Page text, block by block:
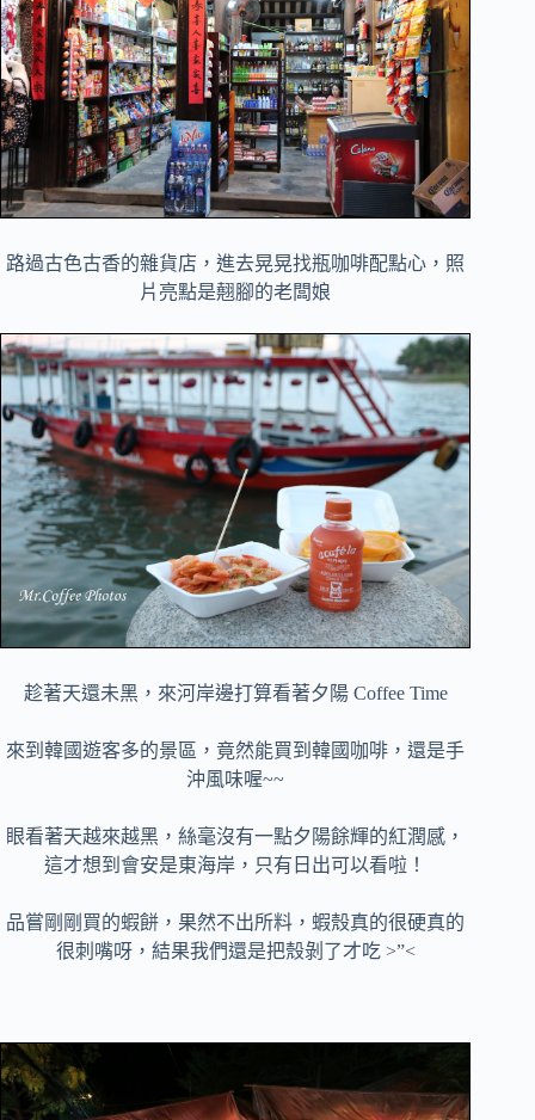
路過古色古香的雜貨店，進去晃晃找瓶咖啡配點心，照
片亮點是翹腳的老闆娘
趁著天還未黑，來河岸邊打算看著夕陽 Coffee Time
來到韓國遊客多的景區，竟然能買到韓國咖啡，還是手
沖風味喔~~
眼看著天越來越黑，絲毫沒有一點夕陽餘輝的紅潤感，
這才想到會安是東海岸，只有日出可以看啦！
品嘗剛剛買的蝦餅，果然不出所料，蝦殼真的很硬真的
很刺嘴呀，結果我們還是把殼剝了才吃 >”<